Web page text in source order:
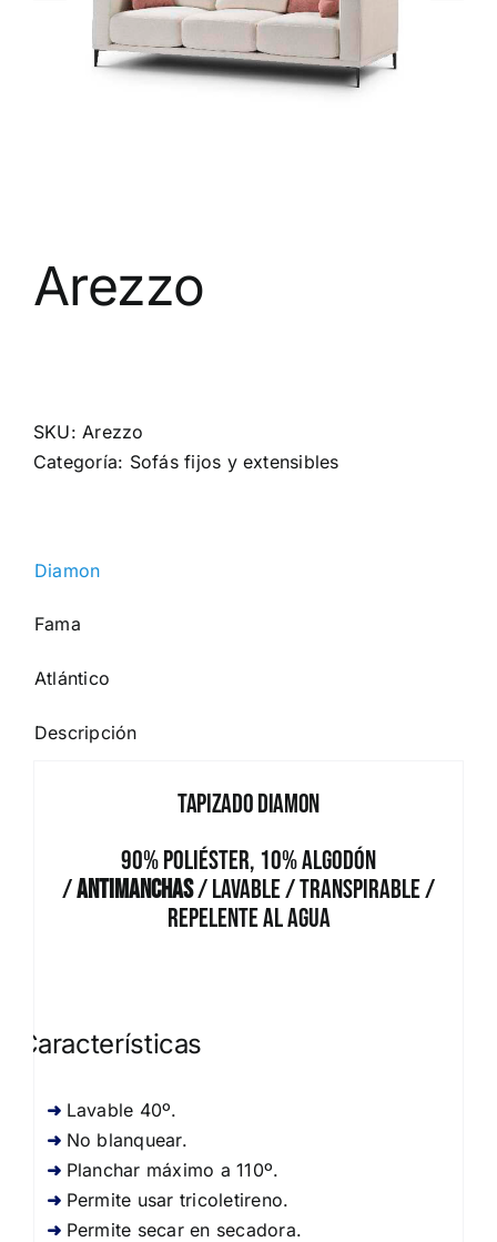
Arezzo
SKU: Arezzo
Categoría: Sofás fijos y extensibles
Diamon
Fama
Atlántico
Descripción
Tapizado Diamon
90% Poliéster, 10% Algodón
/Antimanchas/ Lavable / Transpirable /
Repelente al Agua
Características
Lavable 40º.
No blanquear.
Planchar máximo a 110º.
Permite usar tricoletireno.
Permite secar en secadora.